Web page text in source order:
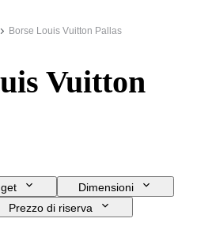
Borse Louis Vuitton Pallas
Vuitton
Dimensioni
Prezzo di riserva